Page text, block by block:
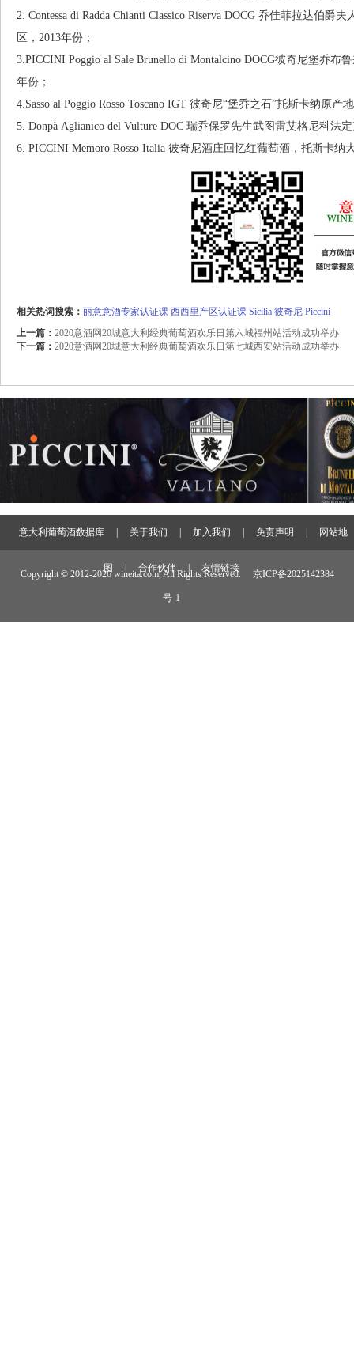
2. Contessa di Radda Chianti Classico Riserva DOCG 乔佳菲拉达伯爵
区，2013年份；
3.PICCINI Poggio al Sale Brunello di Montalcino DOCG彼奇尼堡乔布
年份；
4.Sasso al Poggio Rosso Toscano IGT 彼奇尼“堡乔之石”托斯卡纳原
5. Donpà Aglianico del Vulture DOC 瑞乔保罗先生武图雷艾格尼科法
6. PICCINI Memoro Rosso Italia 彼奇尼酒庄回忆红葡萄酒，托斯卡纳
相关热词搜索： 丽意意酒专家认证课 西西里产区认证课 Sicilia 彼奇尼 Piccini
上一篇： 2020意酒网20城意大利经典葡萄酒欢乐日第六城福州站活动成功举办
下一篇： 2020意酒网20城意大利经典葡萄酒欢乐日第七城西安站活动成功举办
意大利葡萄酒数据库 关于我们 加入我们 免责声明 网站地
图 合作伙伴 友情链接
Copyright © 2012-2026 wineita.com, All Rights Reserved. 京ICP备2025142384
号-1